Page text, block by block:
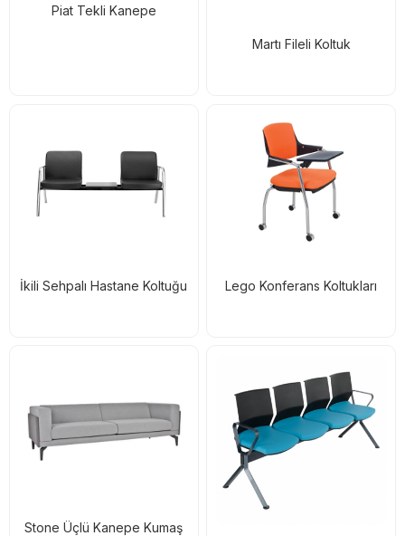
Piat Tekli Kanepe
Martı Fileli Koltuk
İkili Sehpalı Hastane Koltuğu Lego Konferans Koltukları
Stone Üçlü Kanepe Kumaş